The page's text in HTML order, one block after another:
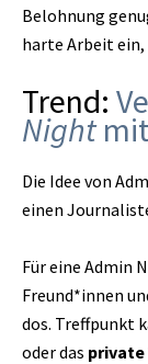
Belohnung
harte Arbeit ein,
Trend:
Nightmit
Die Idee von
einen
Für eine Admin
Freund*innen
dos. Treffpunkt
oder das private